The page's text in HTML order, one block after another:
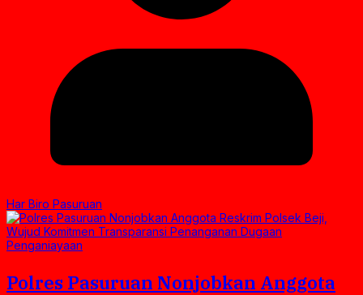
Har Biro Pasuruan
Polres Pasuruan Nonjobkan Anggota